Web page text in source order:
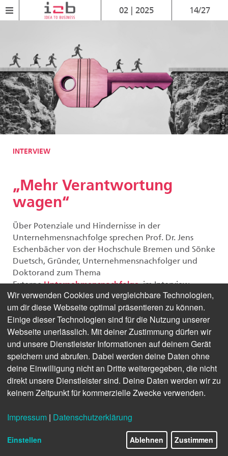
02 | 2025 14/27
© Canva
INTERVIEW
„Mehr Verantwortung
wagen“
Über Potenziale und Hindernisse in der
Unternehmensnachfolge sprechen Prof. Dr. Jens
Eschenbächer von der Hochschule Bremen und Sönke
Duetsch, Gründer, Unternehmensnachfolger und
Doktorand zum Thema
ExterneUnternehmensnachfolge,im Interview.
Hier geht's zum Interview
Zu den Personen
Wir verwenden Cookies und vergleichbare Technologien,
um dir diese Webseite optimal präsentieren zu können.
Einige dieser Technologien sind für die Nutzung unserer
Webseite unerlässlich. Mit deiner Zustimmung dürfen wir
und unsere Dienstleister Informationen auf deinem Gerät
speichern und abrufen. Dabei werden deine Daten ohne
deine Einwilligung nicht an Dritte weitergegeben, die nicht
direkt unsere Dienstleister sind. Deine Daten werden wir zu
keinem Zeitpunkt für kommerzielle Zwecke verwenden.
Impressum | Datenschutzerklärung
Einstellen Ablehnen Zustimmen